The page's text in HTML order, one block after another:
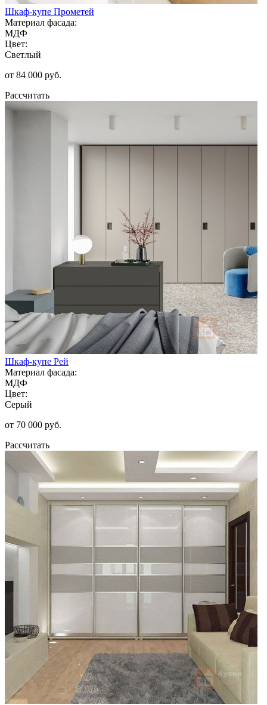
Шкаф-купе Прометей
Материал фасада:
МДФ
Цвет:
Светлый
от 84 000 руб.
Рассчитать
Шкаф-купе Рей
Материал фасада:
МДФ
Цвет:
Серый
от 70 000 руб.
Рассчитать